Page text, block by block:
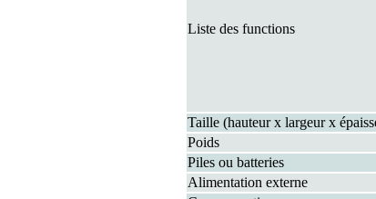
Liste des functions
Taille (hauteur x largeur x
Poids
Piles ou batteries
Alimentation externe